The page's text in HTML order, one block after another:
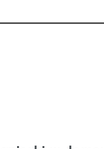
kryteria i rodzaje